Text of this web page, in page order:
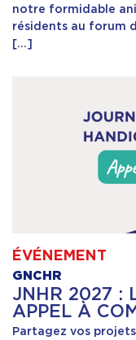
notre formidable
résidents au forum
[…]
ÉVÉNEMENT
GNCHR
JNHR 2027 :
APPEL À
Partagez vos